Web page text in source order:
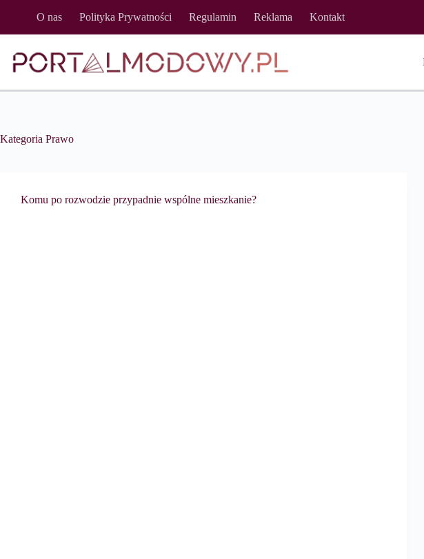
O nas Polityka Prywatności Regulamin Reklama Kontakt
Kategoria Prawo
Komu po rozwodzie przypadnie wspólne mieszkanie?